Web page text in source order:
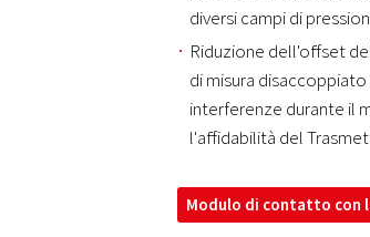
diversi campi di
Riduzione dell'offset
di misura
interferenze durante il
l'affidabilità del
Modulo di contatto con